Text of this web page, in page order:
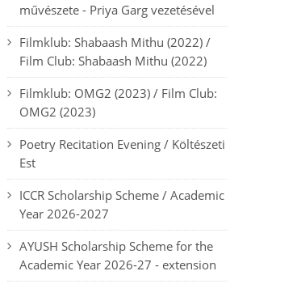
művészete - Priya Garg vezetésével
Filmklub: Shabaash Mithu (2022) /
Film Club: Shabaash Mithu (2022)
Filmklub: OMG2 (2023) / Film Club:
OMG2 (2023)
Poetry Recitation Evening / Költészeti
Est
ICCR Scholarship Scheme / Academic
Year 2026-2027
AYUSH Scholarship Scheme for the
Academic Year 2026-27 - extension